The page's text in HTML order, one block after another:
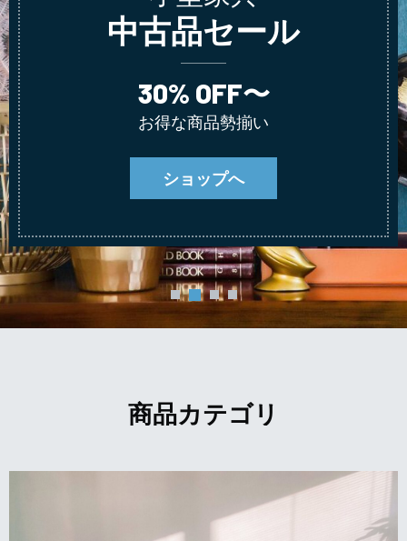
中古品セール
30% OFF〜
お得な商品勢揃い
ショップへ
商品カテゴリ